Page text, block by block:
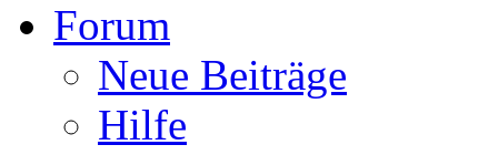
Forum
Neue Beiträge
Hilfe